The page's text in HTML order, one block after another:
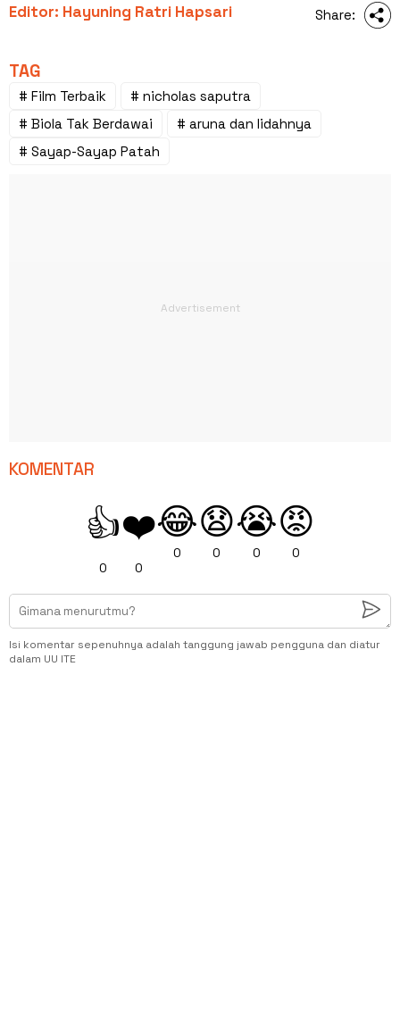
Editor: Hayuning Ratri Hapsari Share:
TAG
# Film Terbaik
# nicholas saputra
# Biola Tak Berdawai
# aruna dan lidahnya
# Sayap-Sayap Patah
KOMENTAR
👍
0
❤️
0
😂
0
😧
0
😭
0
😡
0
Isi komentar sepenuhnya adalah tanggung jawab pengguna dan diatur
dalam UU ITE